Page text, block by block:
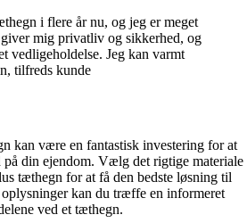
i flere år nu, og jeg er meget
mig privatliv og sikkerhed, og
vedligeholdelse. Jeg kan varmt
tilfreds kunde
kan være en fantastisk investering for at
din ejendom. Vælg det rigtige materiale
tæthegn for at få den bedste løsning til
kan du træffe en informeret
ved et tæthegn.